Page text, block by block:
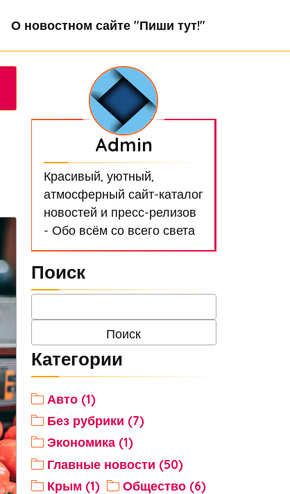
О новостном сайте "Пиши тут!"
Admin
Красивый, уютный,
атмосферный сайт-каталог
новостей и пресс-релизов
- Обо всём со всего света
Поиск
Категории
Авто (1)
Без рубрики (7)
Экономика (1)
Главные новости (50)
Крым (1)
Общество (6)